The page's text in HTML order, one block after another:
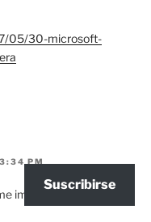
05/30-microsoft-
PM
impresiona tanto
Suscribirse